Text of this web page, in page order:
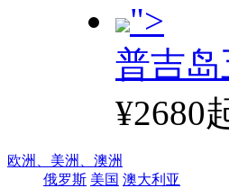
">
普吉
¥2680
欧洲、 美洲、 澳洲
俄罗斯 美国 澳大利亚